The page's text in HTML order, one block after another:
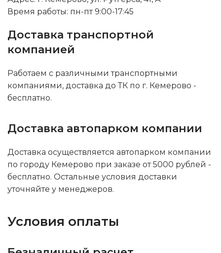
Время работы: пн-пт 9:00-17:45
Доставка транспортной
компанией
Работаем с различными транспортными
компаниями, доставка до ТК по г. Кемерово -
бесплатно.
Доставка автопарком компании
Доставка осуществляется автопарком компании
по городу Кемерово при заказе от 5000 рублей -
бесплатно. Остальные условия доставки
уточняйте у менеджеров.
Условия оплаты